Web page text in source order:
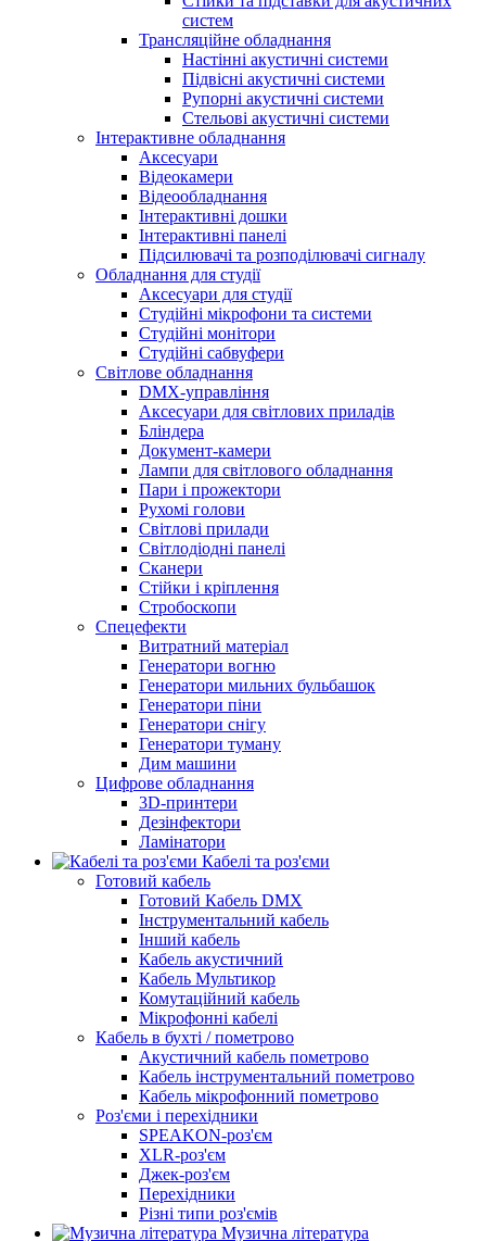
систем
Трансляційне обладнання
Настінні акустичні системи
Підвісні акустичні системи
Рупорні акустичні системи
Стельові акустичні системи
Інтерактивне обладнання
Аксесуари
Відеокамери
Відеообладнання
Інтерактивні дошки
Інтерактивні панелі
Підсилювачі та розподілювачі сигналу
Обладнання для студії
Аксесуари для студії
Студійні мікрофони та системи
Студійні монітори
Студійні сабвуфери
Світлове обладнання
DMX-управління
Аксесуари для світлових приладів
Бліндера
Документ-камери
Лампи для світлового обладнання
Пари і прожектори
Рухомі голови
Світлові прилади
Світлодіодні панелі
Сканери
Стійки і кріплення
Стробоскопи
Спецефекти
Витратний матеріал
Генератори вогню
Генератори мильних бульбашок
Генератори піни
Генератори снігу
Генератори туману
Дим машини
Цифрове обладнання
3D-принтери
Дезінфектори
Ламінатори
Кабелі та роз'єми
Готовий кабель
Готовий Кабель DMX
Інструментальний кабель
Інший кабель
Кабель акустичний
Кабель Мультикор
Комутаційний кабель
Мікрофонні кабелі
Кабель в бухті / пометрово
Акустичний кабель пометрово
Кабель інструментальний пометрово
Кабель мікрофонний пометрово
Роз'єми і перехідники
SPEAKON-роз'єм
XLR-роз'єм
Джек-роз'єм
Перехідники
Різні типи роз'ємів
Музична література